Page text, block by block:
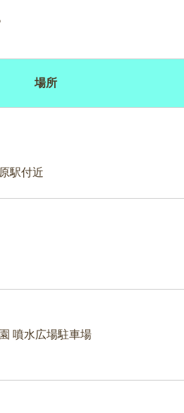
場所
駅付近
噴水広場駐車場